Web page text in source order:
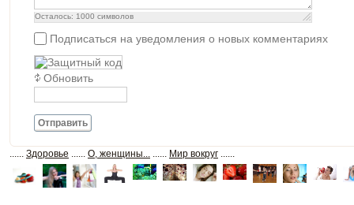
Осталось: 1000 символов
Подписаться на уведомления о новых комментариях
Обновить
Отправить
Здоровье О, женщины... Мир вокруг